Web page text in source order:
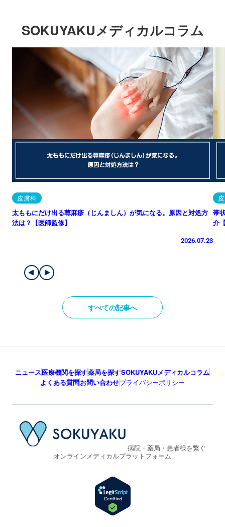
SOKUYAKUメディカルコラム
皮膚科
太ももにだけ出る蕁麻疹（じんましん）が気になる。原因と対処方
法は？【医師監修】
2026.07.23
帯
介
すべての記事へ
ニュース医療機関を探す薬局を探すSOKUYAKUメディカルコラム
よくある質問お問い合わせプライバシーポリシー
病院・薬局・患者様を繋ぐ
オンラインメディカルプラットフォーム